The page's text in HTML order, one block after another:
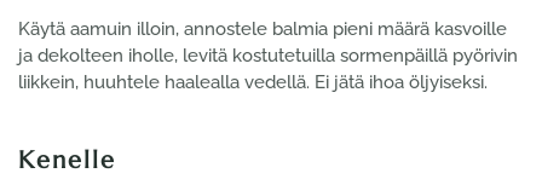
Käytä aamuin illoin, annostele balmia pieni määrä kasvoille
ja dekolteen iholle, levitä kostutetuilla sormenpäillä pyörivin
liikkein, huuhtele haalealla vedellä. Ei jätä ihoa öljyiseksi.
Kenelle